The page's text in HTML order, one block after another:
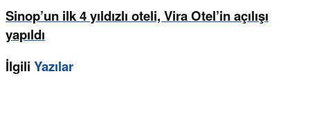
Sinop’un ilk 4 yıldızlı oteli, Vira Otel’in açılışı
yapıldı
İlgili Yazılar